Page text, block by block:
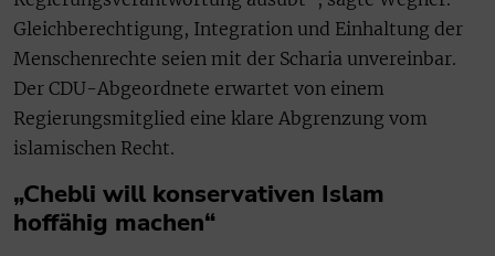
Gleichberechtigung, Integration und Einhaltung der
Menschenrechte seien mit der Scharia unvereinbar.
Der CDU-Abgeordnete erwartet von einem
Regierungsmitglied eine klare Abgrenzung vom
islamischen Recht.
„Chebli will konservativen Islam
hoffähig machen“